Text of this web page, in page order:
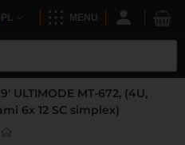
PL MENU
ULTIMODE MT-672, (4U,
6x 12 SC simplex)